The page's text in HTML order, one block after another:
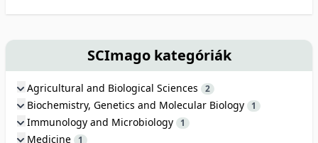
SCImago kategóriák
Agricultural and Biological Sciences 2
Biochemistry, Genetics and Molecular Biology 1
Immunology and Microbiology 1
Medicine 1